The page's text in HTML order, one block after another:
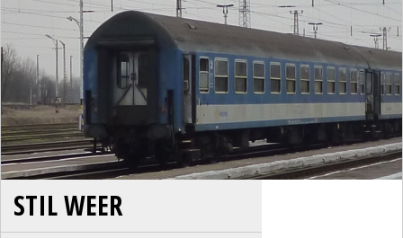
STIL WEER